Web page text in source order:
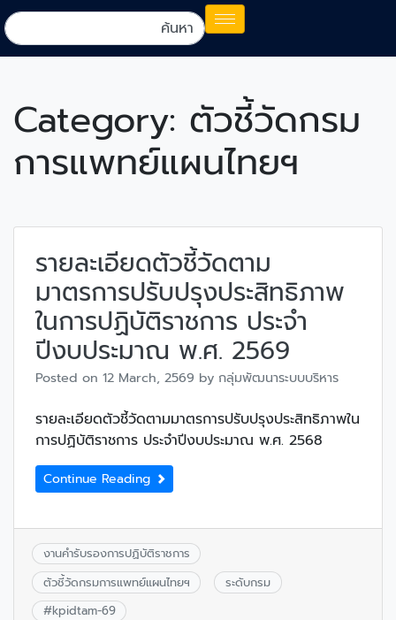
Category: ตัวชี้วัดกรม
การแพทย์แผนไทยฯ
รายละเอียดตัวชี้วัดตาม
มาตรการปรับปรุงประสิทธิภาพ
ในการปฏิบัติราชการ ประจำ
ปีงบประมาณ พ.ศ. 2569
Posted on 12 March, 2569 by กลุ่มพัฒนาระบบบริหาร
รายละเอียดตัวชี้วัดตามมาตรการปรับปรุงประสิทธิภาพใน
การปฏิบัติราชการ ประจำปีงบประมาณ พ.ศ. 2568
Continue Reading
งานคำรับรองการปฏิบัติราชการ
ตัวชี้วัดกรมการแพทย์แผนไทยฯ
ระดับกรม
#kpidtam-69